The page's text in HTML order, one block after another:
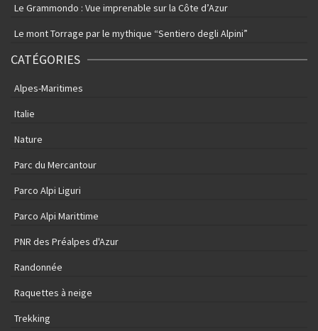
Le Grammondo : Vue imprenable sur la Côte d’Azur
Le mont Torrage par le mythique “Sentiero degli Alpini”
CATÉGORIES
Alpes-Maritimes
Italie
Nature
Parc du Mercantour
Parco Alpi Liguri
Parco Alpi Marittime
PNR des Préalpes d'Azur
Randonnée
Raquettes à neige
Trekking